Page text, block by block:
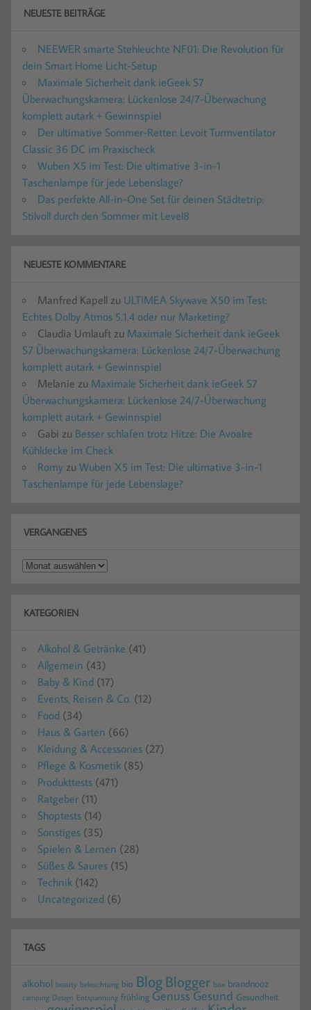
NEUESTE BEITRÄGE
NEEWER smarte Stehleuchte NF01: Die Revolution für
dein Smart Home Licht-Setup
Maximale Sicherheit dank ieGeek S7
Überwachungskamera: Lückenlose 24/7-Überwachung
komplett autark + Gewinnspiel
Der ultimative Sommer-Retter: Levoit Turmventilator
Classic 36 DC im Praxischeck
Wuben X5 im Test: Die ultimative 3-in-1
Taschenlampe für jede Lebenslage?
Das perfekte All-in-One Set für deinen Städtetrip:
Stilvoll durch den Sommer mit Level8
NEUESTE KOMMENTARE
Manfred Kapell zu ULTIMEA Skywave X50 im Test:
Echtes Dolby Atmos 5.1.4 oder nur Marketing?
Claudia Umlauft zu Maximale Sicherheit dank ieGeek
S7 Überwachungskamera: Lückenlose 24/7-Überwachung
komplett autark + Gewinnspiel
Melanie zu Maximale Sicherheit dank ieGeek S7
Überwachungskamera: Lückenlose 24/7-Überwachung
komplett autark + Gewinnspiel
Gabi zu Besser schlafen trotz Hitze: Die Avoalre
Kühldecke im Check
Romy zu Wuben X5 im Test: Die ultimative 3-in-1
Taschenlampe für jede Lebenslage?
VERGANGENES
Vergangenes
KATEGORIEN
Alkohol & Getränke (41)
Allgemein (43)
Baby & Kind (17)
Events, Reisen & Co. (12)
Food (34)
Haus & Garten (66)
Kleidung & Accessories (27)
Pflege & Kosmetik (85)
Produkttests (471)
Ratgeber (11)
Shoptests (14)
Sonstiges (35)
Spielen & Lernen (28)
Süßes & Saures (15)
Technik (142)
Uncategorized (6)
TAGS
alkohol beauty beleuchtung bio BlogBlogger box brandnooz
camping Design Entspannung frühling GenussGesund Gesundheit